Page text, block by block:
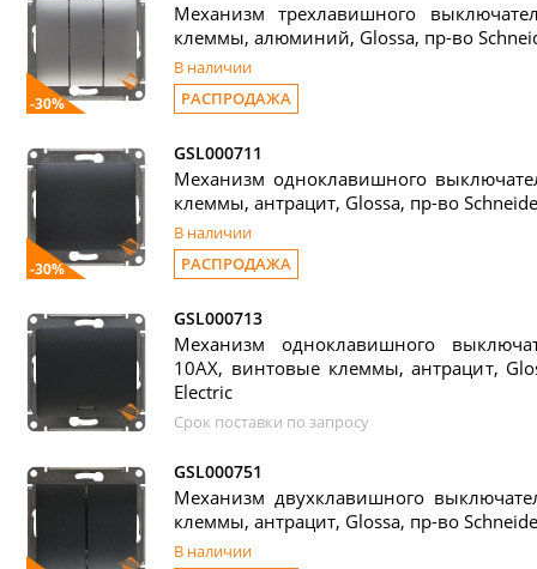
-30%
Механизм трехлавишного
клеммы, алюминий, Glossa, пр-во
В наличии
РАСПРОДАЖА
-30%
GSL000711
Механизм одноклавишного
клеммы, антрацит, Glossa, пр-во
В наличии
РАСПРОДАЖА
GSL000713
Механизм одноклавишного
10АХ, винтовые клеммы, антрацит,
Electric
Срок поставки по запросу
GSL000751
Механизм двухклавишного
клеммы, антрацит, Glossa, пр-во
В наличии